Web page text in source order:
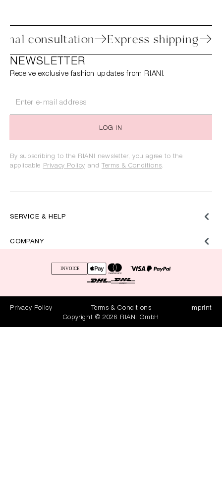
Personal consultation Express
SERVICE & HELP
COMPANY
NEWSLETTER
Receive exclusive fashion updates from RIANI.
LOG IN
By subscribing to the RIANI newsletter, you agree to the
applicable Privacy Policy and Terms & Conditions.
Privacy Policy Terms & Conditions
Imprint
Copyright © 2026 RIANI GmbH